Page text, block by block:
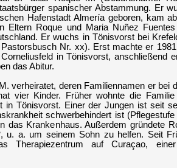
spanischer Abstammung. Er
Hafenstadt Almería geboren, kam
Eltern Roque und Maria Nuñez Fuentes
Er wuchs in Tönisvorst bei
Nr. xx). Erst machte er
in Tönisvorst, anschließend
das Abitur.
verheiratet, deren Familiennamen er bei
vier Kinder. Früher wohnte die
in Tönisvorst. Einer der Jungen ist seit
schwerbehindert ist
das Krankenhaus. Außerdem gründete
u. a. um seinem Sohn zu helfen. Seit
Therapiezentrum aufCuraçao,